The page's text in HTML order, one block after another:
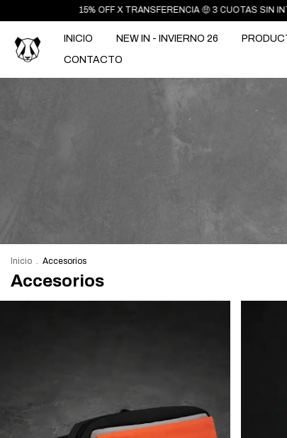
OFF X TRANSFERENCIA 🤑 3 CUOTAS SIN INTERÉS 🔥 ENVÍO
INICIO NEW IN - INVIERNO 26
CONTACTO
Inicio . Accesorios
Accesorios